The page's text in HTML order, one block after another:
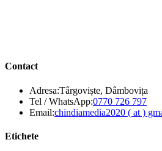
Contact
Adresa:Târgoviște, Dâmbovița
Tel / WhatsApp:0770 726 797
in
Email:chindiamedia2020 ( at )
Etichete